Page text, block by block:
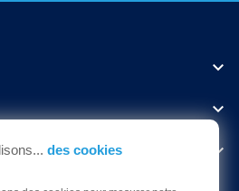



des cookies